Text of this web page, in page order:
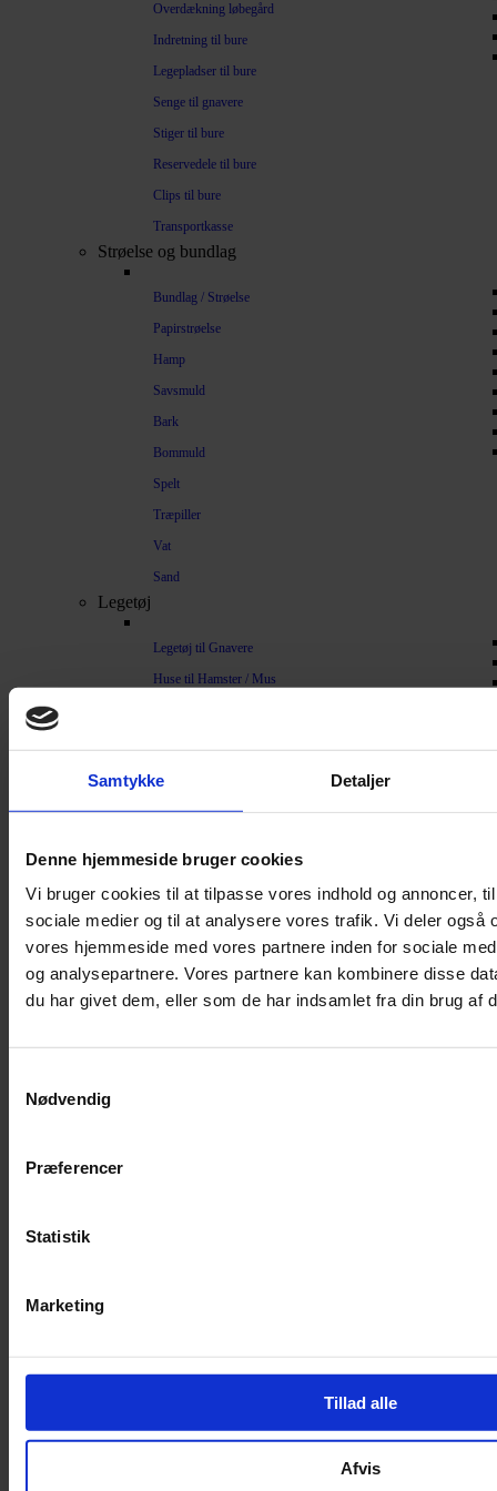
Samtykke Detaljer
Denne hjemmeside bruger cookies
Vi bruger cookies til at tilpasse vores indhold og annoncer,
sociale medier og til at analysere vores trafik. Vi deler også
vores hjemmeside med vores partnere inden for sociale
og analysepartnere. Vores partnere kan kombinere disse
du har givet dem, eller som de har indsamlet fra din brug af
Nødvendig
Præferencer
Statistik
Marketing
Tillad alle
Afvis
Overdækning løbegård
Indretning til bure
Legepladser til bure
Senge til gnavere
Stiger til bure
Reservedele til bure
Clips til bure
Transportkasse
Strøelse og bundlag
Bundlag / Strøelse
Papirstrøelse
Hamp
Savsmuld
Bark
Bommuld
Spelt
Træpiller
Vat
Sand
Legetøj
Legetøj til Gnavere
Huse til Hamster / Mus
Kaninhop
Hamsterbold
Aktivitetsbolde
Aktivitetshjul
Seler og snore
Andre fugle